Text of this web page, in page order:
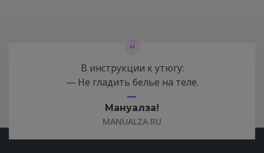
В инструкции к утюгу:
— Не гладить белье на теле.
Мануалза!
MANUALZA.RU